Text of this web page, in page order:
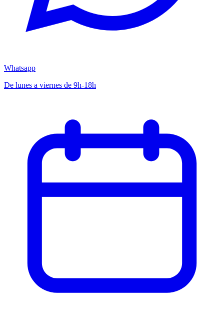
Whatsapp
De lunes a viernes de 9h-18h